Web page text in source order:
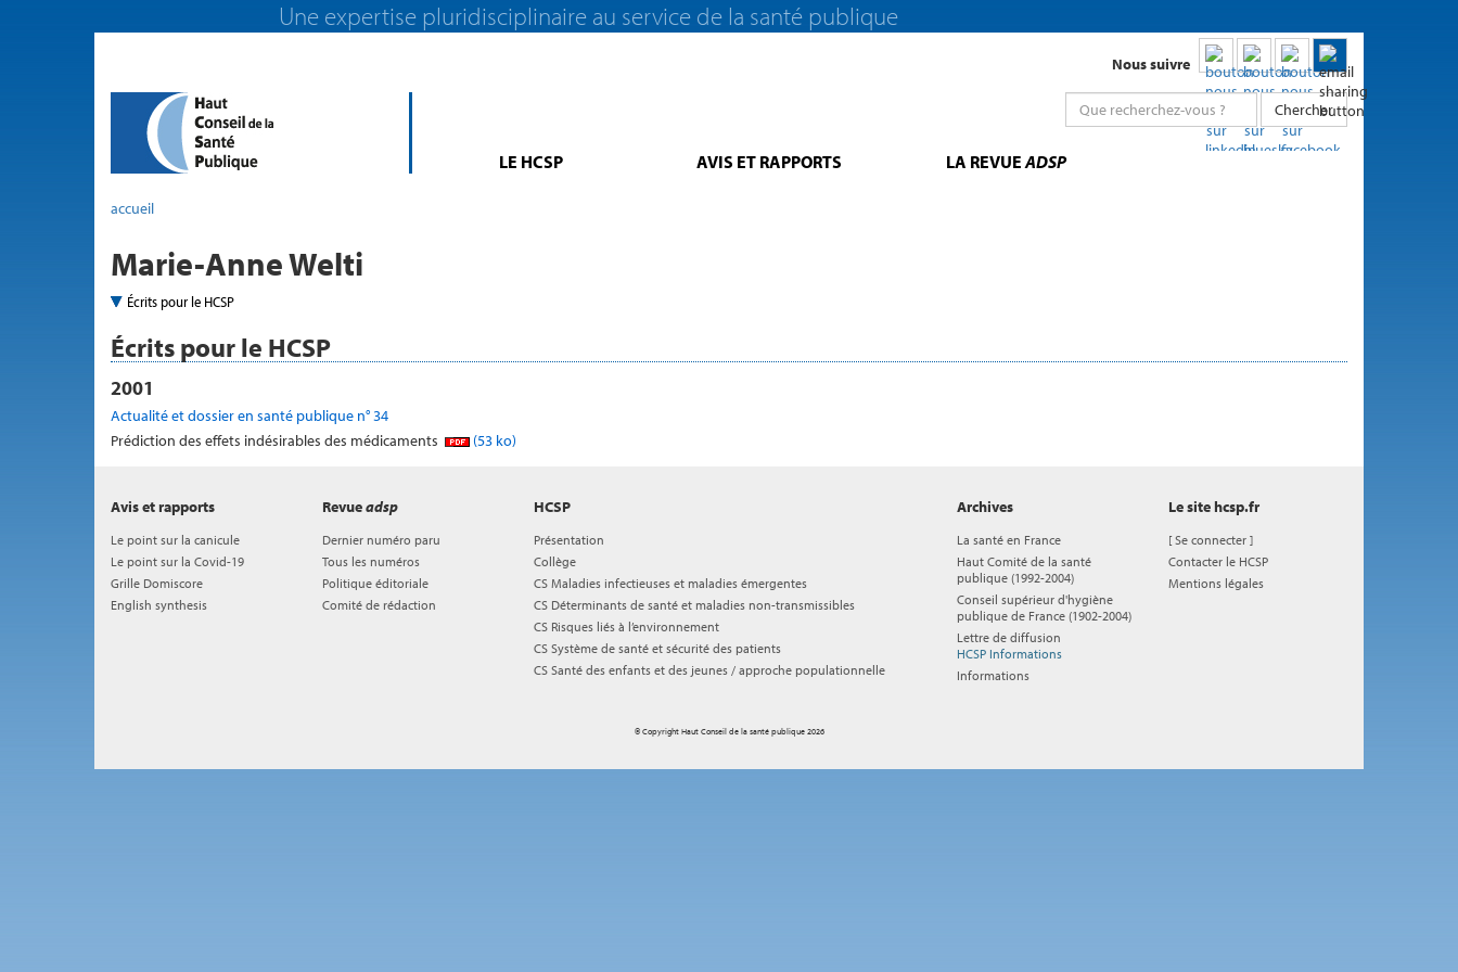
Une expertise pluridisciplinaire au service de la santé publique
Nous suivre
Chercher
LE HCSP AVIS ET RAPPORTS LA REVUEADSP
accueil
Marie-Anne Welti
Écrits pour le HCSP
Écrits pour le HCSP
2001
Actualité et dossier en santé publique n° 34
Prédiction des effets indésirables des médicaments
(53 ko)
HCSP
Présentation
Collège
CS Maladies infectieuses et maladies émergentes
CS Déterminants de santé et maladies non-transmissibles
CS Risques liés à l’environnement
CS Système de santé et sécurité des patients
CS Santé des enfants et des jeunes / approche populationnelle
Avis et rapports
Le point sur la canicule
Le point sur la Covid-19
Grille Domiscore
English synthesis
Revueadsp
Dernier numéro paru
Tous les numéros
Politique éditoriale
Comité de rédaction
Archives
La santé en France
Haut Comité de la santé
publique (1992-2004)
Conseil supérieur d'hygiène
publique de France (1902-2004)
Lettre de diffusion
HCSP Informations
Informations
Le site hcsp.fr
[Se connecter ]
Contacter le HCSP
Mentions légales
© Copyright Haut Conseil de la santé publique 2026